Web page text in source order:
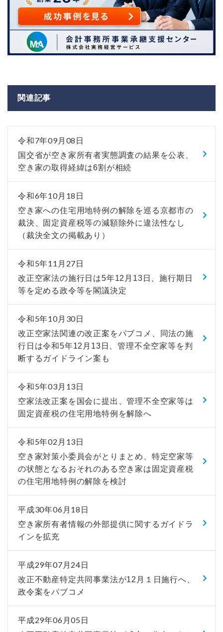
関連記事
令和7年09月08日
国交省が空き家所有者実態調査の結果を公表、
空き家の取得経緯は6割が相続
令和6年10月18日
空き家への住宅用地特例の解除を巡る京都市の
裁決、固定資産税等の減額除外に違法性なし
（裁決全文の掲載あり）
令和5年11月27日
改正空家法の施行日は5年12月13日、施行期日
等を定める政令等を閣議決定
令和5年10月30日
改正空家法関連の改正案をパブコメ、同法の施
行日は令和5年12月13日、管理不全空家等を判
断するガイドライン案も
令和5年03月13日
空家法改正案を国会に提出、管理不全空家等は
固定資産税の住宅用地特例を解除へ
令和5年02月13日
空き家対策小委員会がとりまとめ、特定空家等
の状態となるおそれのある空き家は固定資産税
の住宅用地特例の解除を検討
平成30年06月18日
空き家所有者情報の外部提供に関するガイドラ
インを拡充
平成29年07月24日
改正不動産特定共同事業法が12月１日施行へ、
政令案をパブコメ
平成29年06月05日